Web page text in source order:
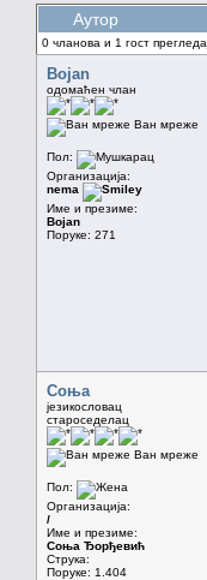
Аутор
0 чланова и 1 гост
Bojan
одомаћен члан
Ван мреже
Пол:
Организација:
nema
Име и презиме:
Bojan
Поруке: 271
Соња
језикословац
староседелац
Ван мреже
Пол:
Организација:
/
Име и презиме:
Соња Ђорђевић
Струка:
Поруке: 1.404